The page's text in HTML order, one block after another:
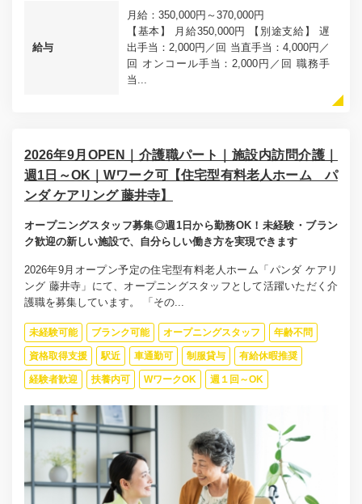
給与
月給：350,000円～370,000円
【基本】 月給350,000円 【別途支給】 遅
出手当：2,000円／回 当直手当：4,000円／
回 オンコール手当：2,000円／回 職務手
当...
2026年9月OPEN｜介護職パート｜施設内訪問介護｜
週1日～OK｜Wワーク可【住宅型有料老人ホーム パ
ンダ ケアリング 藤井寺】
オープニングスタッフ募集◎週1日から勤務OK！未経験・ブラン
ク歓迎の新しい施設で、自分らしい働き方を実現できます
2026年9月オープン予定の住宅型有料老人ホーム「パンダ ケアリ
ング 藤井寺」にて、オープニングスタッフとして活躍いただく介
護職を募集しています。 「その...
未経験可能 ブランク可能 オープニングスタッフ 年齢不問
資格取得支援 駅近 車通勤可 制服貸与 有給休暇推奨
経験者歓迎 扶養内可 WワークOK 週１回～OK